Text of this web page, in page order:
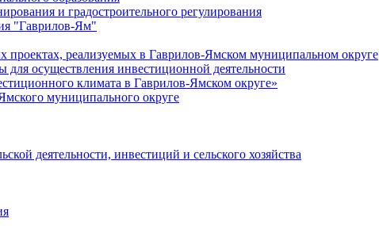
и градостроительного регулирования
"Гаврилов-Ям"
реализуемых в Гаврилов-Ямском муниципальном округе
для осуществления инвестиционной деятельности
климата в Гаврилов-Ямском округе»
муниципального округе
деятельности, инвестиций и сельского хозяйства